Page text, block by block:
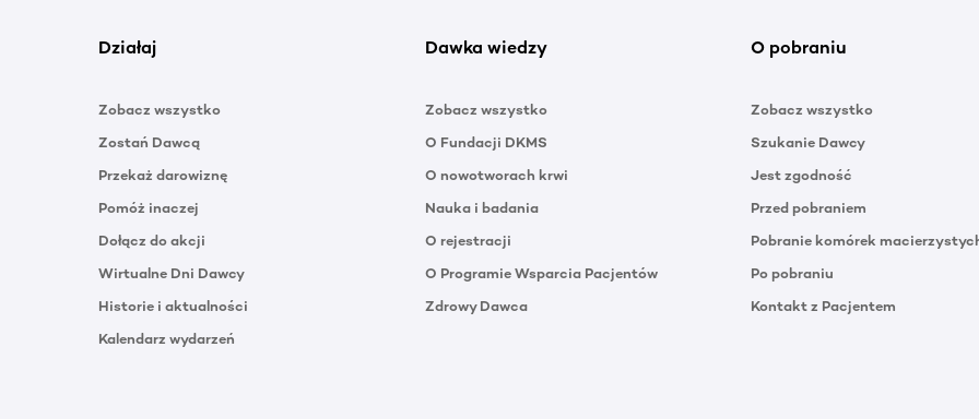
Działaj
Zobacz wszystko
Zostań Dawcą
Przekaż darowiznę
Pomóż inaczej
Dołącz do akcji
Wirtualne Dni Dawcy
Historie i aktualności
Kalendarz wydarzeń
Dawka wiedzy
Zobacz wszystko
O Fundacji DKMS
O nowotworach krwi
Nauka i badania
O rejestracji
O Programie Wsparcia Pacjentów
Zdrowy Dawca
O pobraniu
Zobacz wszystko
Szukanie Dawcy
Jest zgodność
Przed pobraniem
Pobranie komórek
Po pobraniu
Kontakt z Pacjentem